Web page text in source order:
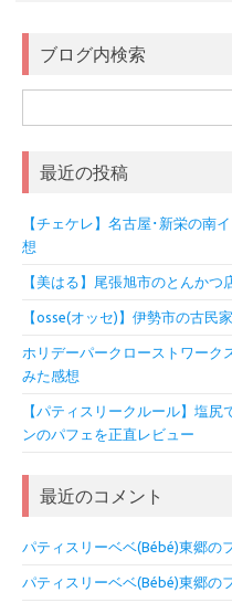
ブログ内検索
索:
最近の投稿
【チェケレ】名古屋･新栄の南
想
【美はる】尾張旭市のとんか
【osse(オッセ)】伊勢市の古民
ホリデーパークローストワーク
みた感想
【パティスリークルール】塩
ンのパフェを正直レビュー
最近のコメント
パティスリーベベ(Bébé)東郷の
パティスリーベベ(Bébé)東郷の